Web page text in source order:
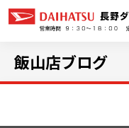
飯山店ブログ